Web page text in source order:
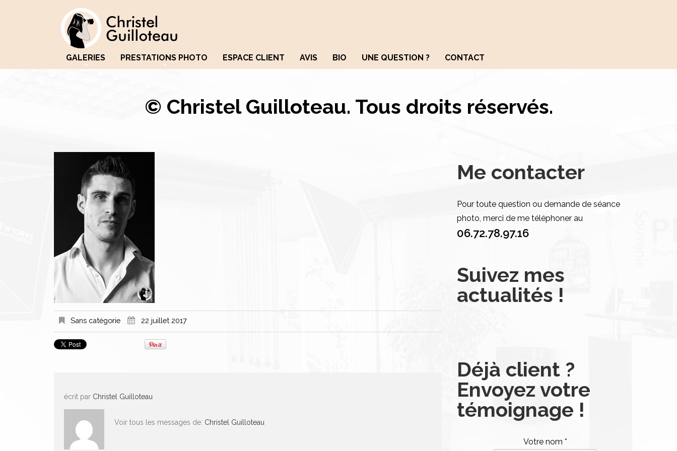
GALERIES PRESTATIONS PHOTO ESPACE CLIENT AVIS BIO UNE QUESTION ? CONTACT
© Christel Guilloteau. Tous droits réservés.
Sans catégorie 22 juillet 2017
écrit par Christel Guilloteau
Voir tous les messages de: Christel Guilloteau
Me contacter
Pour toute question ou demande de séance
photo, merci de me téléphoner au
06.72.78.97.16
Suivez mes
actualités !
Déjà client ?
Envoyez votre
témoignage !
Votre nom *